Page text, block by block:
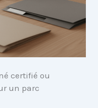
certifié ou
un parc